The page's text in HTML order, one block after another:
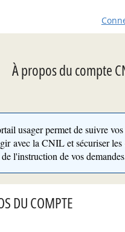
À propos du compte
usager permet de suivre vos
avec la CNIL et sécuriser les
l'instruction de vos
DU COMPTE